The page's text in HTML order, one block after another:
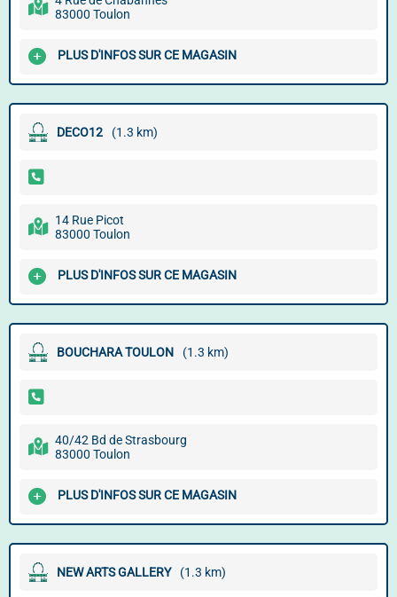
83000 Toulon
PLUS D'INFOS SUR CE MAGASIN
DECO12 (1.3 km)
14 Rue Picot
83000 Toulon
PLUS D'INFOS SUR CE MAGASIN
BOUCHARA TOULON (1.3 km)
40/42 Bd de Strasbourg
83000 Toulon
PLUS D'INFOS SUR CE MAGASIN
NEW ARTS GALLERY (1.3 km)